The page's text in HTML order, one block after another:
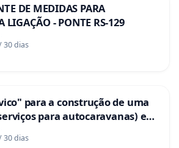
DE MEDIDAS PARA
LIGAÇÃO - PONTE RS-129
30 dias
para a construção de uma
para autocaravanas) em
30 dias